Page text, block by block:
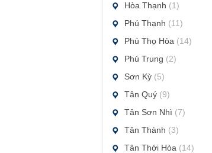
Hòa Thạnh (1)
Phú Thạnh (11)
Phú Thọ Hòa (14)
Phú Trung (2)
Sơn Kỳ (5)
Tân Quý (9)
Tân Sơn Nhì (7)
Tân Thành (3)
Tân Thới Hòa (14)